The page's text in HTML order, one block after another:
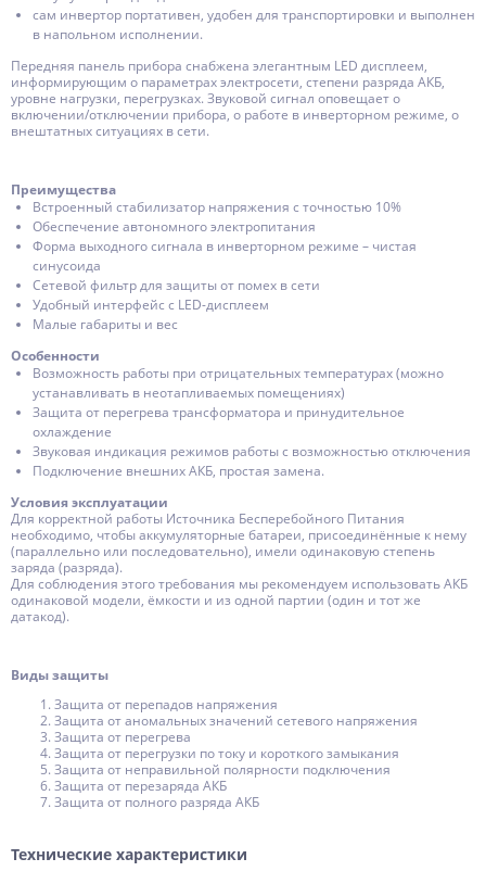
сам инвертор портативен, удобен для транспортировки и выполнен
в напольном исполнении.
Передняя панель прибора снабжена элегантным LED дисплеем,
информирующим о параметрах электросети, степени разряда АКБ,
уровне нагрузки, перегрузках. Звуковой сигнал оповещает о
включении/отключении прибора, о работе в инверторном режиме, о
внештатных ситуациях в сети.
Преимущества
Встроенный стабилизатор напряжения с точностью 10%
Обеспечение автономного электропитания
Форма выходного сигнала в инверторном режиме – чистая
синусоида
Сетевой фильтр для защиты от помех в сети
Удобный интерфейс с LED-дисплеем
Малые габариты и вес
Особенности
Возможность работы при отрицательных температурах (можно
устанавливать в неотапливаемых помещениях)
Защита от перегрева трансформатора и принудительное
охлаждение
Звуковая индикация режимов работы с возможностью отключения
Подключение внешних АКБ, простая замена.
Условия эксплуатации
Для корректной работы Источника Бесперебойного Питания
необходимо, чтобы аккумуляторные батареи, присоединённые к нему
(параллельно или последовательно), имели одинаковую степень
заряда (разряда).
Для соблюдения этого требования мы рекомендуем использовать АКБ
одинаковой модели, ёмкости и из одной партии (один и тот же
датакод).
Виды защиты
Защита от перепадов напряжения
Защита от аномальных значений сетевого напряжения
Защита от перегрева
Защита от перегрузки по току и короткого замыкания
Защита от неправильной полярности подключения
Защита от перезаряда АКБ
Защита от полного разряда АКБ
Технические характеристики